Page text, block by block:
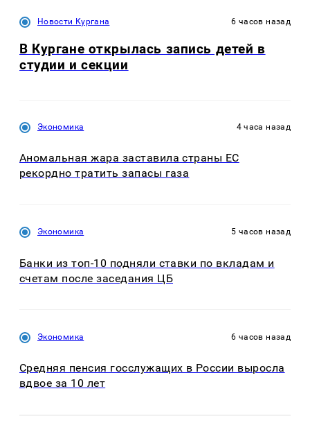
Новости Кургана 6 часов назад
В Кургане открылась запись детей в
студии и секции
Экономика 4 часа назад
Аномальная жара заставила страны ЕС
рекордно тратить запасы газа
Экономика 5 часов назад
Банки из топ-10 подняли ставки по вкладам и
счетам после заседания ЦБ
Экономика 6 часов назад
Средняя пенсия госслужащих в России выросла
вдвое за 10 лет